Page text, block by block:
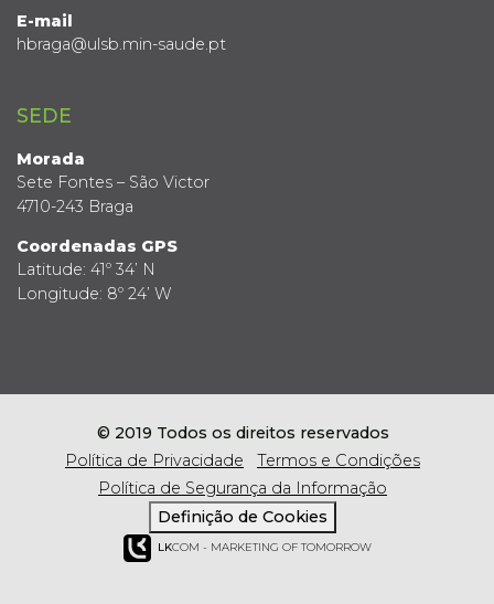
E-mail
hbraga@ulsb.min-saude.pt
SEDE
Morada
Sete Fontes – São Victor
4710-243 Braga
Coordenadas GPS
Latitude: 41º 34’ N
Longitude: 8º 24’ W
© 2019 Todos os direitos reservados
Política de Privacidade
Termos e Condições
Política de Segurança da Informação
Definição de Cookies
LKCOM - MARKETING OF TOMORROW